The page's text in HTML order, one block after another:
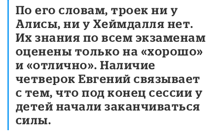
По его словам, троек ни у
Алисы, ни у Хеймдалля нет.
Их знания по всем экзаменам
оценены только на «хорошо»
и «отлично». Наличие
четверок Евгений связывает
с тем, что под конец сессии у
детей начали заканчиваться
силы.